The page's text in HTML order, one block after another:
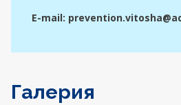
E-mail:
Галерия